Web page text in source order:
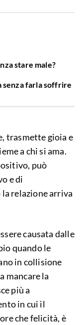
stare male?
senza farla soffrire
trasmette gioia e
a chi si ama.
può
e di
relazione arriva
causata dalle
quando le
in collisione
mancare la
più a
in cui il
che felicità, è